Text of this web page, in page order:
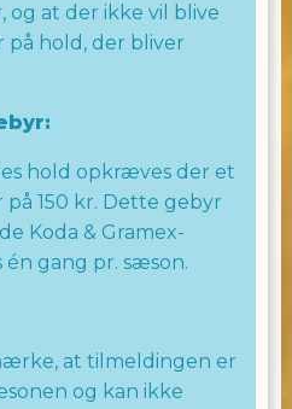
og at der ikke vil blive
hold, der bliver
hold opkræves der et
150 kr. Dette gebyr
Koda & Gramex-
gang pr. sæson.
at tilmeldingen er
og kan ikke